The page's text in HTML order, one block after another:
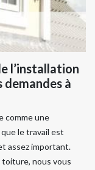
l’installation
à
comme une
le travail est
assez important.
toiture, nous vous